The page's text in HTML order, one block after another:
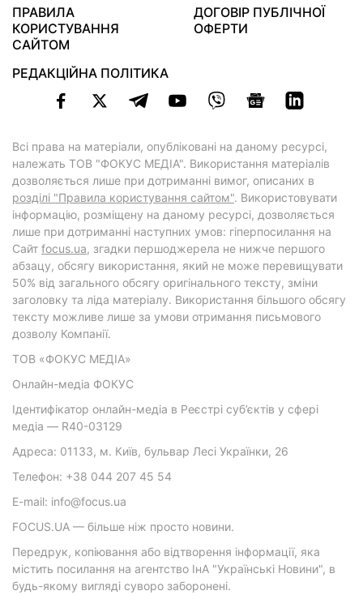
ПРАВИЛА
КОРИСТУВАННЯ
САЙТОМ
ДОГОВІР ПУБЛІЧНОЇ
ОФЕРТИ
РЕДАКЦІЙНА ПОЛІТИКА
Всі права на матеріали, опубліковані на даному ресурсі,
належать ТОВ "ФОКУС МЕДІА". Використання матеріалів
дозволяється лише при дотриманні вимог, описаних в
розділі "Правила користування сайтом". Використовувати
інформацію, розміщену на даному ресурсі, дозволяється
лише при дотриманні наступних умов: гіперпосилання на
Cайт focus.ua, згадки першоджерела не нижче першого
абзацу, обсягу використання, який не може перевищувати
50% від загального обсягу оригінального тексту, зміни
заголовку та ліда матеріалу. Використання більшого обсягу
тексту можливе лише за умови отримання письмового
дозволу Компанії.
ТОВ «ФОКУС МЕДІА»
Онлайн-медіа ФОКУС
Ідентифікатор онлайн-медіа в Реєстрі суб’єктів у сфері
медіа — R40-03129
Адреса: 01133, м. Київ, бульвар Лесі Українки, 26
Телефон: +38 044 207 45 54
E-mail: info@focus.ua
FOCUS.UA — більше ніж просто новини.
Передрук, копіювання або відтворення інформації, яка
містить посилання на агентство ІнА "Українські Новини", в
будь-якому вигляді суворо заборонені.